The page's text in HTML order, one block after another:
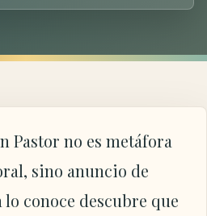
Pastor no es metáfora
sino anuncio de
conoce descubre que